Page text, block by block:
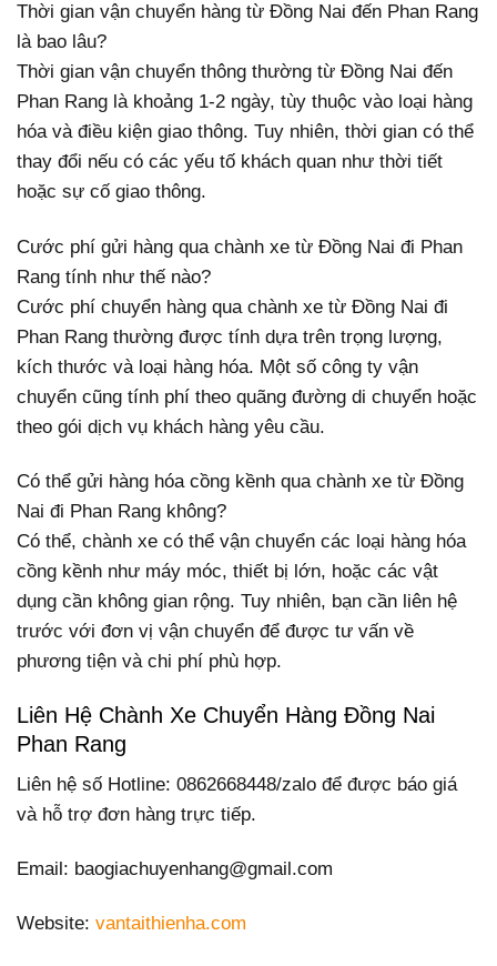
Thời gian vận chuyển hàng từ Đồng Nai đến Phan Rang
là bao lâu?
Thời gian vận chuyển thông thường từ Đồng Nai đến
Phan Rang là khoảng 1-2 ngày, tùy thuộc vào loại hàng
hóa và điều kiện giao thông. Tuy nhiên, thời gian có thể
thay đổi nếu có các yếu tố khách quan như thời tiết
hoặc sự cố giao thông.
Cước phí gửi hàng qua chành xe từ Đồng Nai đi Phan
Rang tính như thế nào?
Cước phí chuyển hàng qua chành xe từ Đồng Nai đi
Phan Rang thường được tính dựa trên trọng lượng,
kích thước và loại hàng hóa. Một số công ty vận
chuyển cũng tính phí theo quãng đường di chuyển hoặc
theo gói dịch vụ khách hàng yêu cầu.
Có thể gửi hàng hóa cồng kềnh qua chành xe từ Đồng
Nai đi Phan Rang không?
Có thể, chành xe có thể vận chuyển các loại hàng hóa
cồng kềnh như máy móc, thiết bị lớn, hoặc các vật
dụng cần không gian rộng. Tuy nhiên, bạn cần liên hệ
trước với đơn vị vận chuyển để được tư vấn về
phương tiện và chi phí phù hợp.
Liên Hệ Chành Xe Chuyển Hàng Đồng Nai
Phan Rang
Liên hệ số Hotline: 0862668448/zalo để được báo giá
và hỗ trợ đơn hàng trực tiếp.
Email: baogiachuyenhang@gmail.com
Website: vantaithienha.com